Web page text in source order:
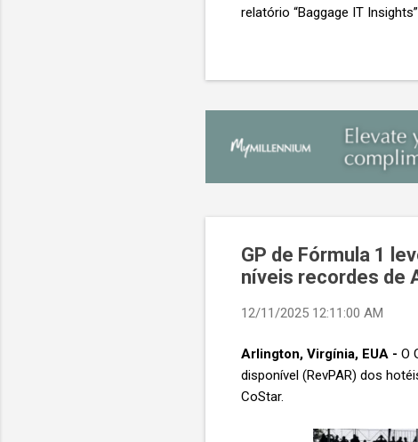
relatório “Baggage IT
lucro líquido médio de
GP de Fórmula 1
níveis recordes de
12/11/2025 12:11:00 AM
Arlington, Virgínia, EUA - O
disponível (RevPAR) dos
CoStar.